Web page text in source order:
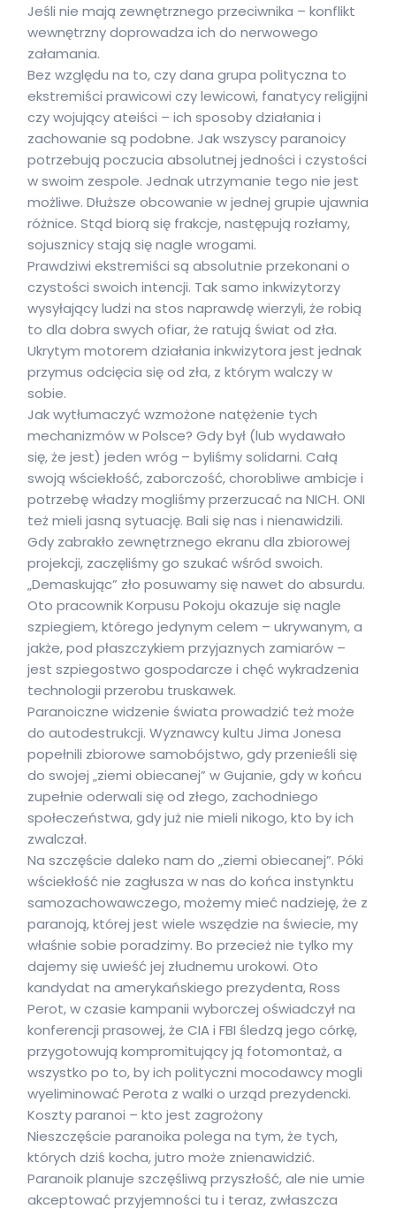
Jeśli nie mają zewnętrznego przeciwnika – konflikt
wewnętrzny doprowadza ich do nerwowego
załamania.
Bez względu na to, czy dana grupa polityczna to
ekstremiści prawicowi czy lewicowi, fanatycy religijni
czy wojujący ateiści – ich sposoby działania i
zachowanie są podobne. Jak wszyscy paranoicy
potrzebują poczucia absolutnej jedności i czystości
w swoim zespole. Jednak utrzymanie tego nie jest
możliwe. Dłuższe obcowanie w jednej grupie ujawnia
różnice. Stąd biorą się frakcje, następują rozłamy,
sojusznicy stają się nagle wrogami.
Prawdziwi ekstremiści są absolutnie przekonani o
czystości swoich intencji. Tak samo inkwizytorzy
wysyłający ludzi na stos naprawdę wierzyli, że robią
to dla dobra swych ofiar, że ratują świat od zła.
Ukrytym motorem działania inkwizytora jest jednak
przymus odcięcia się od zła, z którym walczy w
sobie.
Jak wytłumaczyć wzmożone natężenie tych
mechanizmów w Polsce? Gdy był (lub wydawało
się, że jest) jeden wróg – byliśmy solidarni. Całą
swoją wściekłość, zaborczość, chorobliwe ambicje i
potrzebę władzy mogliśmy przerzucać na NICH. ONI
też mieli jasną sytuację. Bali się nas i nienawidzili.
Gdy zabrakło zewnętrznego ekranu dla zbiorowej
projekcji, zaczęliśmy go szukać wśród swoich.
„Demaskując” zło posuwamy się nawet do absurdu.
Oto pracownik Korpusu Pokoju okazuje się nagle
szpiegiem, którego jedynym celem – ukrywanym, a
jakże, pod płaszczykiem przyjaznych zamiarów –
jest szpiegostwo gospodarcze i chęć wykradzenia
technologii przerobu truskawek.
Paranoiczne widzenie świata prowadzić też może
do autodestrukcji. Wyznawcy kultu Jima Jonesa
popełnili zbiorowe samobójstwo, gdy przenieśli się
do swojej „ziemi obiecanej” w Gujanie, gdy w końcu
zupełnie oderwali się od złego, zachodniego
społeczeństwa, gdy już nie mieli nikogo, kto by ich
zwalczał.
Na szczęście daleko nam do „ziemi obiecanej”. Póki
wściekłość nie zagłusza w nas do końca instynktu
samozachowawczego, możemy mieć nadzieję, że z
paranoją, której jest wiele wszędzie na świecie, my
właśnie sobie poradzimy. Bo przecież nie tylko my
dajemy się uwieść jej złudnemu urokowi. Oto
kandydat na amerykańskiego prezydenta, Ross
Perot, w czasie kampanii wyborczej oświadczył na
konferencji prasowej, że CIA i FBI śledzą jego córkę,
przygotowują kompromitujący ją fotomontaż, a
wszystko po to, by ich polityczni mocodawcy mogli
wyeliminować Perota z walki o urząd prezydencki.
Koszty paranoi – kto jest zagrożony
Nieszczęście paranoika polega na tym, że tych,
których dziś kocha, jutro może znienawidzić.
Paranoik planuje szczęśliwą przyszłość, ale nie umie
akceptować przyjemności tu i teraz, zwłaszcza